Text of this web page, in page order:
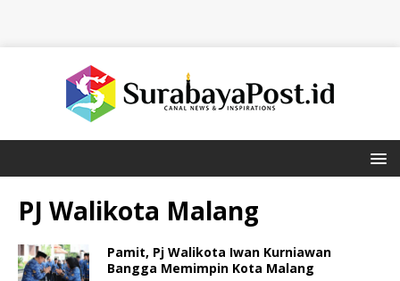
PJ Walikota Malang
Pamit, Pj Walikota Iwan Kurniawan
Bangga Memimpin Kota Malang